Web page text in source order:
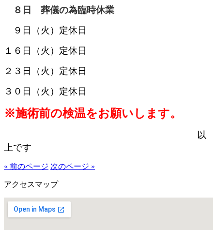
８日 葬儀の為臨時休業
９日（火）定休日
１６日（火）定休日
２３日（火）定休日
３０日（火）定休日
※施術前の検温をお願いします。
以
上です
« 前のページ 次のページ »
アクセスマップ